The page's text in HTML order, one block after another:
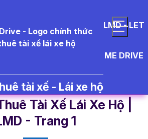
LMD - LET
ME DRIVE
tài xế - Lái xe hộ
Tài Xế Lái Xe Hộ |
- Trang 1​